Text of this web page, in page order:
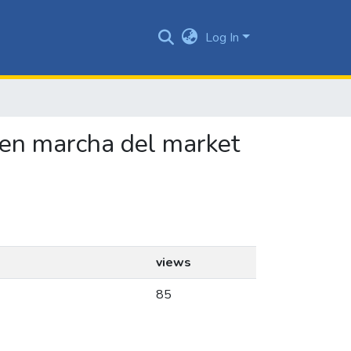
Log In
marcha del market
views
85